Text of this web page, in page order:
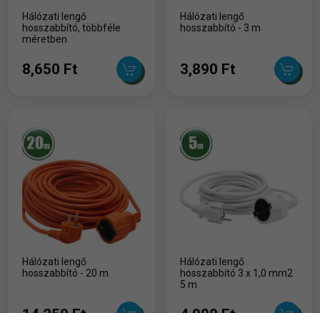
Hálózati lengő
hosszabbító, többféle
méretben
8,650 Ft
Hálózati lengő
hosszabbító - 3 m
3,890 Ft
Hálózati lengő
hosszabbító - 20 m
Hálózati lengő
hosszabbító 3 x 1,0 mm2
5 m